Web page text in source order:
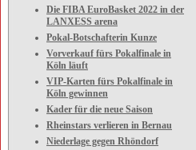
Die FIBA EuroBasket 2022 in der
LANXESS arena
Pokal-Botschafterin Kunze
Vorverkauf fürs Pokalfinale in
Köln läuft
VIP-Karten fürs Pokalfinale in
Köln gewinnen
Kader für die neue Saison
Rheinstars verlieren in Bernau
Niederlage gegen Rhöndorf